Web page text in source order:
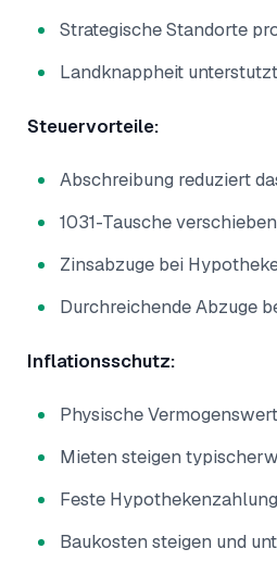
Strategische Standorte
Landknappheit
Steuervorteile:
Abschreibung reduziert
1031-Tausche
Zinsabzuge bei
Durchreichende Abzuge
Inflationsschutz:
Physische
Mieten steigen
Feste
Baukosten steigen und